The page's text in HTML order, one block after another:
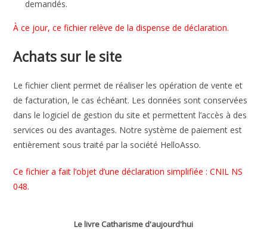
demandés.
À ce jour, ce fichier relève de la dispense de déclaration.
Achats sur le site
Le fichier client permet de réaliser les opération de vente et
de facturation, le cas échéant. Les données sont conservées
dans le logiciel de gestion du site et permettent l’accès à des
services ou des avantages. Notre système de paiement est
entièrement sous traité par la société HelloAsso.
Ce fichier a fait l’objet d’une déclaration simplifiée : CNIL NS
048.
Le livre Catharisme d'aujourd'hui